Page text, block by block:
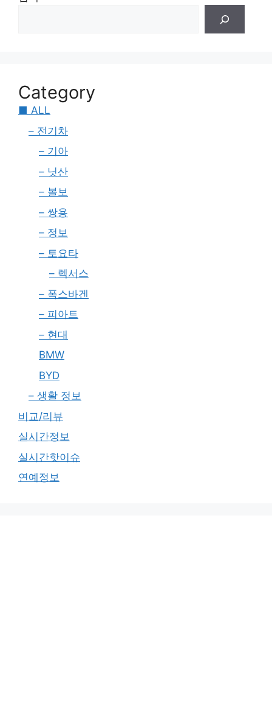
Category
■ ALL
– 전기차
– 기아
– 닛산
– 볼보
– 쌍용
– 정보
– 토요타
– 렉서스
– 폭스바겐
– 피아트
– 현대
BMW
BYD
– 생활 정보
비교/리뷰
실시간정보
실시간핫이슈
연예정보